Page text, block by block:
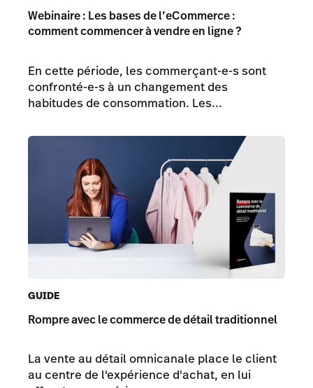
Webinaire : Les bases de l’eCommerce :
comment commencer à vendre en ligne ?
En cette période, les commerçant-e-s sont
confronté-e-s à un changement des
habitudes de consommation. Les...
GUIDE
Rompre avec le commerce de détail traditionnel
La vente au détail omnicanale place le client
au centre de l'expérience d'achat, en lui